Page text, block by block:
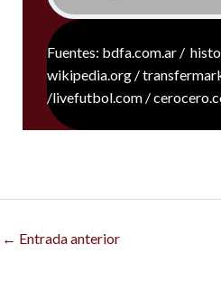
Fuentes: bdfa.com.ar /
wikipedia.org /
/livefutbol.com /
← Entrada anterior